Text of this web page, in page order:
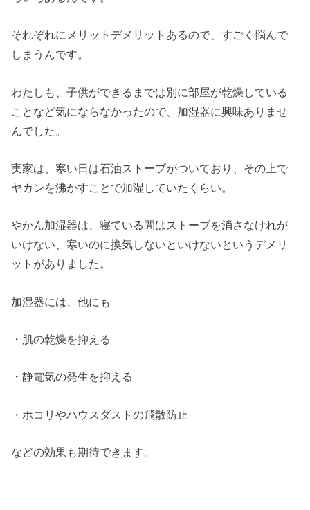
それぞれにメリットデメリットあるので、すごく悩んで
しまうんです。
わたしも、子供ができるまでは別に部屋が乾燥している
ことなど気にならなかったので、加湿器に興味ありませ
んでした。
実家は、寒い日は石油ストーブがついており、その上で
ヤカンを沸かすことで加湿していたくらい。
やかん加湿器は、寝ている間はストーブを消さなけれが
いけない、寒いのに換気しないといけないというデメリ
ットがありました。
加湿器には、他にも
・肌の乾燥を抑える
・静電気の発生を抑える
・ホコリやハウスダストの飛散防止
などの効果も期待できます。